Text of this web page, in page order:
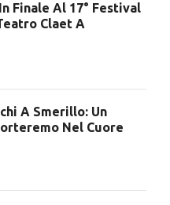
Finale Al 17° Festival
Claet A
A Smerillo: Un
Nel Cuore